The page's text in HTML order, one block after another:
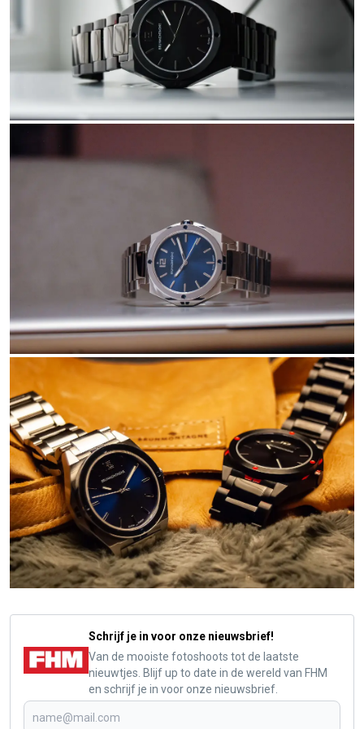
Schrijf je in voor onze nieuwsbrief!
Van de mooiste fotoshoots tot de laatste
nieuwtjes. Blijf up to date in de wereld van FHM
en schrijf je in voor onze nieuwsbrief.